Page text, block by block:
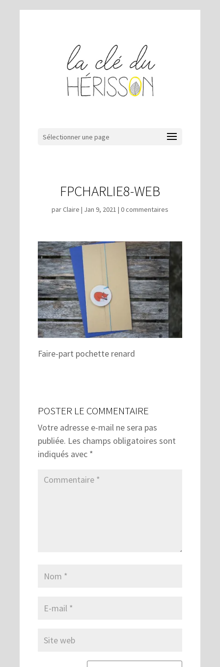
Sélectionner une page
FPCHARLIE8-WEB
parClaire | Jan 9, 2021 | 0 commentaires
Faire-part pochette renard
POSTER LE COMMENTAIRE
Votre adresse e-mail ne sera pas
publiée. Les champs obligatoires sont
indiqués avec *